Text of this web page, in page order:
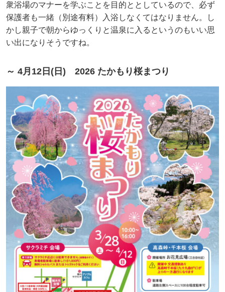
衆浴場のマナーを学ぶことを目的ととしているので、必ず
保護者も一緒（別途有料）入浴しなくてはなりません。し
かし親子で朝からゆっくりと温泉に入るというのもいい思
い出になりそうですね。
～ 4月12日(日) 2026 たかもり桜まつり